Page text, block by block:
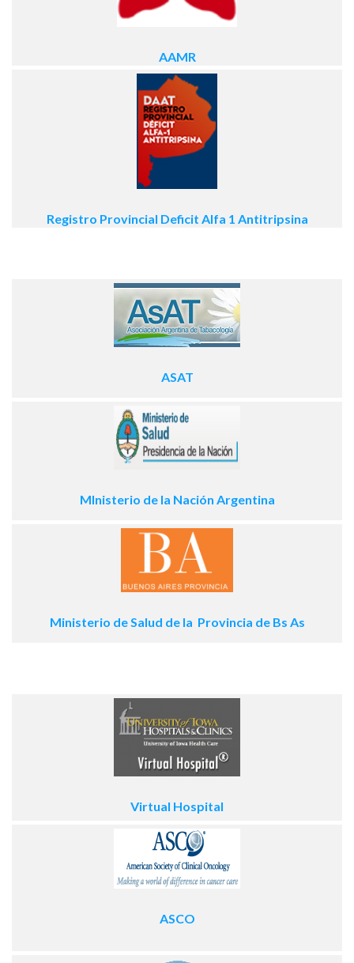
AAMR
Registro Provincial Deficit Alfa 1 Antitripsina
ASAT
MInisterio de la Nación Argentina
Ministerio de Salud de la Provincia de Bs As
Virtual Hospital
ASCO